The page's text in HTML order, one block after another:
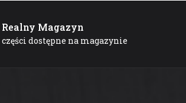
Realny Magazyn
części dostępne na magazynie